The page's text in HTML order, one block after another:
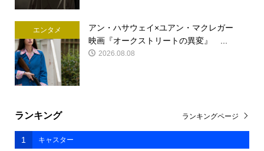
エンタメ
アン・ハサウェイ×ユアン・マクレガー
映画『オークストリートの異変』 ...
2026.08.08
ランキング
1 キャスター
ランキングページ